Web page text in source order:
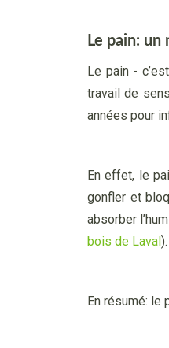
Le pain: un
Le pain -
travail de
années pour
En effet, le
gonfler et
absorber
bois de Laval).
En résumé: le